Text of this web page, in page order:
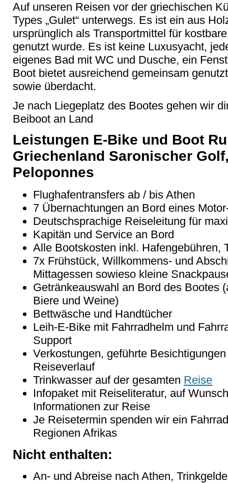
Auf unseren Reisen vor der griechischen
Types „Gulet“ unterwegs. Es ist ein aus
ursprünglich als Transportmittel für
genutzt wurde. Es ist keine Luxusyacht,
eigenes Bad mit WC und Dusche, ein
Boot bietet ausreichend gemeinsam
sowie überdacht.
Je nach Liegeplatz des Bootes gehen wir
Beiboot an Land
Leistungen E-Bike und Boot
Griechenland Saronischer
Peloponnes
Flughafentransfers ab / bis Athen
7 Übernachtungen an Bord eines
Deutschsprachige Reiseleitung für
Kapitän und Service an Bord
Alle Bootskosten inkl. Hafengebühren,
7x Frühstück, Willkommens- und
Mittagessen sowieso kleine
Getränkeauswahl an Bord des Bootes
Biere und Weine)
Bettwäsche und Handtücher
Leih-E-Bike mit Fahrradhelm und
Support
Verkostungen, geführte
Reiseverlauf
Trinkwasser auf der gesamten Reise
Infopaket mit Reiseliteratur, auf
Informationen zur Reise
Je Reisetermin spenden wir ein
Regionen Afrikas
Nicht enthalten:
An- und Abreise nach Athen,